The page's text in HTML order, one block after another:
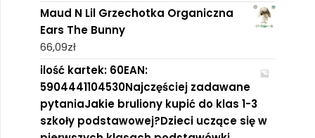
Maud N Lil Grzechotka Organiczna
Ears The Bunny
66,09zł
ilość kartek: 60EAN:
5904441104530Najczęściej zadawane
pytaniaJakie bruliony kupić do klas 1-3
szkoły podstawowej?Dzieci uczące się w